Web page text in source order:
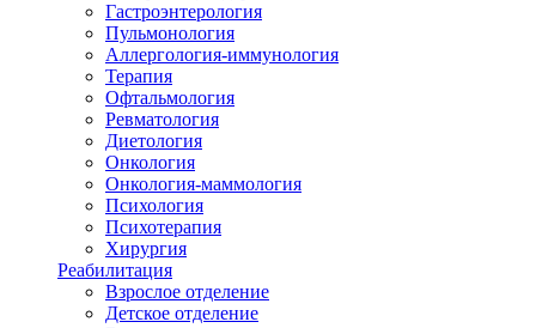
Гастроэнтерология
Пульмонология
Аллергология-иммунология
Терапия
Офтальмология
Ревматология
Диетология
Онкология
Онкология-маммология
Психология
Психотерапия
Хирургия
Реабилитация
Взрослое отделение
Детское отделение